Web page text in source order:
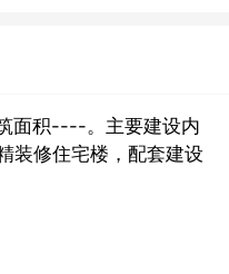
面积----。主要建设内
装修住宅楼，配套建设
次顺序排列）：